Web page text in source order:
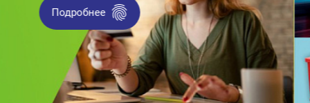
Выбрать